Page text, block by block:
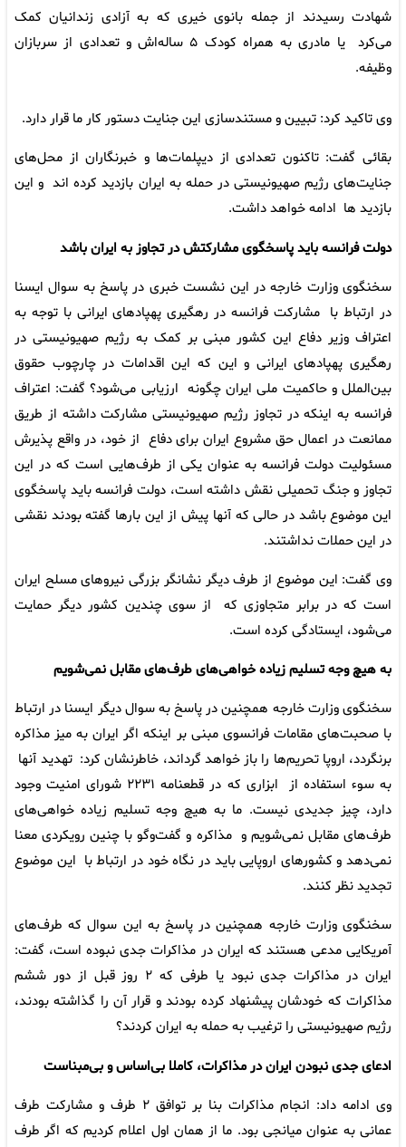
شهادت رسیدند از جمله بانوی خیری که به آزادی زندانیان کمک
می‌کرد یا مادری به همراه کودک ۵ ساله‌اش و تعدادی از سربازان
وظیفه.
وی تاکید کرد: تبیین و مستندسازی این جنایت دستور کار ما قرار دارد.
بقائی گفت: تاکنون تعدادی از دیپلمات‌ها و خبرنگاران از محل‌های
جنایت‌های رژیم صهیونیستی در حمله به ایران بازدید کرده اند و این
بازدید ها ادامه خواهد داشت.
دولت فرانسه باید پاسخگوی مشارکتش در تجاوز به ایران باشد
سخنگوی وزارت خارجه در این نشست خبری در پاسخ به سوال ایسنا
در ارتباط با مشارکت فرانسه در رهگیری پهپادهای ایرانی با توجه به
اعتراف وزیر دفاع این کشور مبنی بر کمک به رژیم صهیونیستی در
رهگیری پهپادهای ایرانی و این که این اقدامات در چارچوب حقوق
بین‌الملل و حاکمیت ملی ایران چگونه ارزیابی می‌شود؟ گفت: اعتراف
فرانسه به اینکه در تجاوز رژیم صهیونیستی مشارکت داشته از طریق
ممانعت در اعمال حق مشروع ایران برای دفاع از خود، در واقع پذیرش
مسئولیت دولت فرانسه به عنوان یکی از طرف‌هایی است که در این
تجاوز و جنگ تحمیلی نقش داشته است، دولت فرانسه باید پاسخگوی
این موضوع باشد در حالی که آنها پیش از این بارها گفته بودند نقشی
در این حملات نداشتند.
وی گفت: این موضوع از طرف دیگر نشانگر بزرگی نیروهای مسلح ایران
است که در برابر متجاوزی که از سوی چندین کشور دیگر حمایت
می‌شود، ایستادگی کرده است.
به هیچ وجه تسلیم زیاده خواهی‌های طرف‌های مقابل نمی‌شویم
سخنگوی وزارت خارجه همچنین در پاسخ به سوال دیگر ایسنا در ارتباط
با صحبت‌های مقامات فرانسوی مبنی بر اینکه اگر ایران به میز مذاکره
برنگردد، اروپا تحریم‌ها را باز خواهد گرداند، خاطرنشان کرد: تهدید آنها
به سوء استفاده از ابزاری که در قطعنامه ۲۲۳۱ شورای امنیت وجود
دارد، چیز جدیدی نیست. ما به هیچ وجه تسلیم زیاده خواهی‌های
طرف‌های مقابل نمی‌شویم و مذاکره و گفت‌وگو با چنین رویکردی معنا
نمی‌دهد و کشورهای اروپایی باید در نگاه خود در ارتباط با این موضوع
تجدید نظر کنند.
سخنگوی وزارت خارجه همچنین در پاسخ به این سوال که طرف‌های
آمریکایی مدعی هستند که ایران در مذاکرات جدی نبوده است، گفت:
ایران در مذاکرات جدی نبود یا طرفی که ۲ روز قبل از دور ششم
مذاکرات که خودشان پیشنهاد کرده بودند و قرار آن را گذاشته بودند،
رژیم صهیونیستی را ترغیب به حمله به ایران کردند؟
ادعای جدی نبودن ایران در مذاکرات، کاملا بی‌اساس و بی‌مبناست
وی ادامه داد: انجام مذاکرات بنا بر توافق ۲ طرف و مشارکت طرف
عمانی به عنوان میانجی بود. ما از همان اول اعلام کردیم که اگر طرف